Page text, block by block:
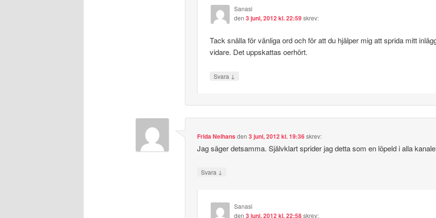
Sanasi
den 3 juni, 2012 kl. 22:59skrev:
Tack snälla för vänliga ord och för att du hjälper mig att sprida mitt
vidare. Det uppskattas oerhört.
Svara ↓
Frida Nelhans den3 juni, 2012 kl. 19:36skrev:
Jag säger detsamma. Självklart sprider jag detta som en löpeld i alla
Svara ↓
Sanasi
den 3 juni, 2012 kl. 22:58skrev: